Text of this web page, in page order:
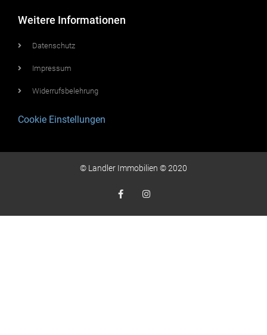
Weitere Informationen
Datenschutz
Impressum
Widerrufsbelehrung
Cookie Einstellungen
© Landler Immobilien © 2020